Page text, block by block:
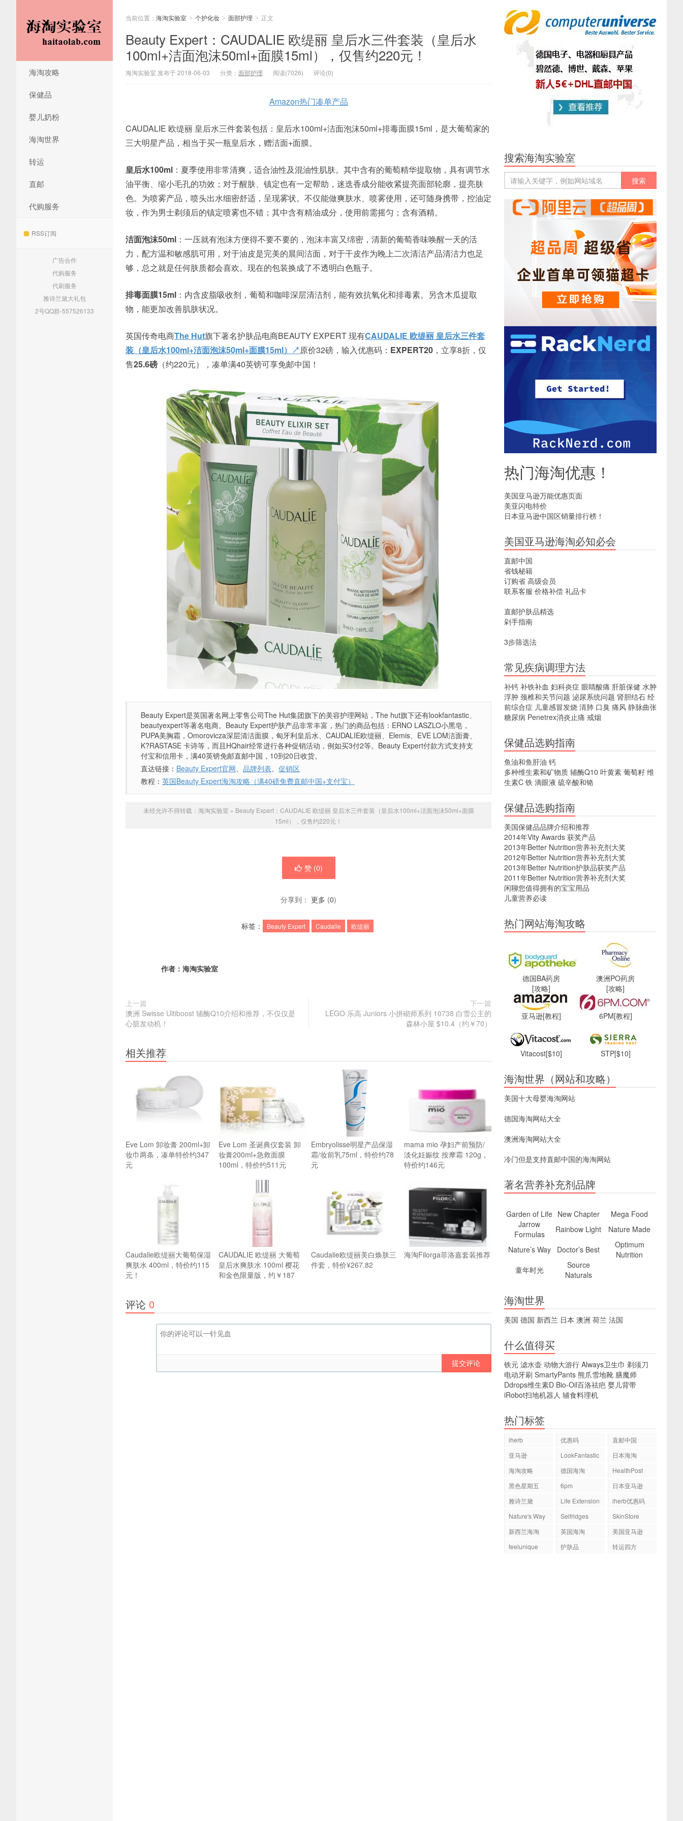
海淘攻略
保健品
婴儿奶粉
海淘世界
转运
直邮
代购服务
RSS订阅
广告合作
代购服务
代刷服务
雅诗兰黛大礼包
2号QQ群-557526133
当前位置： 海淘实验室 > 个护化妆 > 面部护理 > 正文
Beauty Expert：CAUDALIE 欧缇丽 皇后水三件套装（皇后水
100ml+洁面泡沫50ml+面膜15ml），仅售约220元！
海淘实验室 发布于 2018-06-03 分类： 面部护理 阅读(7026) 评论(0)
Amazon热门凑单产品
CAUDALIE 欧缇丽 皇后水三件套装包括：皇后水100ml+洁面泡沫50ml+排毒面膜15ml，是大葡萄家的
三大明星产品，相当于买一瓶皇后水，赠洁面+面膜。
皇后水100ml ：夏季使用非常清爽，适合油性及混油性肌肤。其中含有的葡萄精华提取物，具有调节水
油平衡、缩小毛孔的功效；对于醒肤、镇定也有一定帮助，迷迭香成分能收紧提亮面部轮廓，提亮肤
色。为喷雾产品，喷头出水细密舒适，呈现雾状。不仅能做爽肤水、喷雾使用，还可随身携带，控油定
妆，作为男士剃须后的镇定喷雾也不错；其中含有精油成分，使用前需摇匀；含有酒精。
洁面泡沫50ml ：一压就有泡沫方便得不要不要的，泡沫丰富又绵密，清新的葡萄香味唤醒一天的活
力，配方温和敏感肌可用，对于油皮是完美的晨间洁面，对于干皮作为晚上二次清洁产品清洁力也足
够，总之就是任何肤质都会喜欢。现在的包装换成了不透明白色瓶子。
排毒面膜15ml ：内含皮脂吸收剂，葡萄和咖啡深层清洁剂，能有效抗氧化和排毒素。另含木瓜提取
物，能更加改善肌肤状况。
英国传奇电商The Hut旗下著名护肤品电商BEAUTY EXPERT 现有CAUDALIE 欧缇丽 皇后水三件套
装（皇后水100ml+洁面泡沫50ml+面膜15ml）↗原价32磅，输入优惠码： EXPERT20 ，立享8折，仅
售25.6磅 （约220元），凑单满40英镑可享免邮中国！
Beauty Expert是英国著名网上零售公司The Hut集团旗下的美容护理网站，The hut旗下还有lookfantastic、
beautyexpert等著名电商。Beauty Expert护肤产品非常丰富，热门的商品包括：ERNO LASZLO小黑皂，
PUPA美胸霜，Omorovicza深层清洁面膜，匈牙利皇后水、CAUDALIE欧缇丽、Elemis、EVE LOM洁面膏、
K?RASTASE 卡诗等，而且HQhair经常进行各种促销活动，例如买3付2等。Beauty Expert付款方式支持支
付宝和信用卡，满40英镑免邮直邮中国，10到20日收货。
直达链接： Beauty Expert官网、 品牌列表、 促销区
教程： 英国Beauty Expert海淘攻略（满40磅免费直邮中国+支付宝）
未经允许不得转载： 海淘实验室 » Beauty Expert：CAUDALIE 欧缇丽 皇后水三件套装（皇后水100ml+洁面泡沫50ml+面膜
15ml），仅售约220元！
赞 (0)
分享到： 更多 (0)
标签： Beauty Expert Caudalie 欧缇丽
作者： 海淘实验室
上一篇
澳洲 Swisse Ultiboost 辅酶Q10介绍和推荐，不仅仅是
心脏发动机！
下一篇
LEGO 乐高 Juniors 小拼砌师系列 10738 白雪公主的
森林小屋 $10.4（约￥70）
相关推荐
Eve Lom 卸妆膏 200ml+卸
妆巾两条，凑单特价约347
元
Eve Lom 圣诞典仪套装 卸
妆膏200ml+急救面膜
100ml，特价约511元
Embryolisse明星产品保湿
霜/妆前乳75ml，特价约78
元
mama mio 孕妇产前预防/
淡化妊娠纹 按摩霜 120g，
特价约146元
Caudalie欧缇丽大葡萄保湿
爽肤水 400ml，特价约115
元！
CAUDALIE 欧缇丽 大葡萄
皇后水爽肤水 100ml 樱花
和金色限量版，约￥187
Caudalie欧缇丽美白焕肤三
件套，特价¥267.82
海淘Filorga菲洛嘉套装推荐
评论 0
提交评论
搜索海淘实验室
热门海淘优惠！
美国亚马逊万能优惠页面
美亚闪电特价
日本亚马逊中国区销量排行榜！
美国亚马逊海淘必知必会
直邮中国
省钱秘籍
订购省 高级会员
联系客服 价格补偿 礼品卡
直邮护肤品精选
剁手指南
3步筛选法
常见疾病调理方法
补钙 补铁补血 妇科炎症 眼睛酸痛 肝脏保健 水肿
浮肿 颈椎和关节问题 泌尿系统问题 肾胆结石 经
前综合症 儿童感冒发烧 清肺 口臭 痛风 静脉曲张
糖尿病 Penetrex消炎止痛 戒烟
保健品选购指南
鱼油和鱼肝油 钙
多种维生素和矿物质 辅酶Q10 叶黄素 葡萄籽 维
生素C 铁 滴眼液 硫辛酸和铬
保健品选购指南
美国保健品品牌介绍和推荐
2014年Vity Awards 获奖产品
2013年Better Nutrition营养补充剂大奖
2012年Better Nutrition营养补充剂大奖
2013年Better Nutrition护肤品获奖产品
2011年Better Nutrition营养补充剂大奖
闲聊您值得拥有的宝宝用品
儿童营养必读
热门网站海淘攻略
德国BA药房
[攻略]
澳洲PO药房
[攻略]
亚马逊[教程] 6PM[教程]
Vitacost[$10] STP[$10]
海淘世界（网站和攻略）
美国十大母婴海淘网站
德国海淘网站大全
澳洲海淘网站大全
冷门但是支持直邮中国的海淘网站
著名营养补充剂品牌
Garden of Life New Chapter
Mega Food
Jarrow
Formulas
Rainbow Light
Nature Made
Nature’s Way
Doctor’s Best
Optimum
Nutrition
童年时光
Source
Naturals
海淘世界
美国 德国 新西兰 日本 澳洲 荷兰 法国
什么值得买
铁元 滤水壶 动物大游行 Always卫生巾 剃须刀
电动牙刷 SmartyPants 熊爪雪地靴 膳魔师
Ddrops维生素D Bio-Oil百洛祛疤 婴儿背带
iRobot扫地机器人 辅食料理机
热门标签
iherb 优惠码
直邮中国
亚马逊
LookFantastic
日本海淘
海淘攻略
德国海淘
HealthPost
黑色星期五
6pm
日本亚马逊
雅诗兰黛
Life Extension
iherb优惠码
Nature's Way
Selfridges
SkinStore
新西兰海淘
英国海淘
美国亚马逊
feelunique
护肤品 转运四方